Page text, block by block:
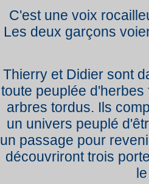
C'est une voix
Les deux garçons
Thierry et Didier sont
toute peuplée
arbres tordus. Ils
un univers peuplé
un passage pour
découvriront trois